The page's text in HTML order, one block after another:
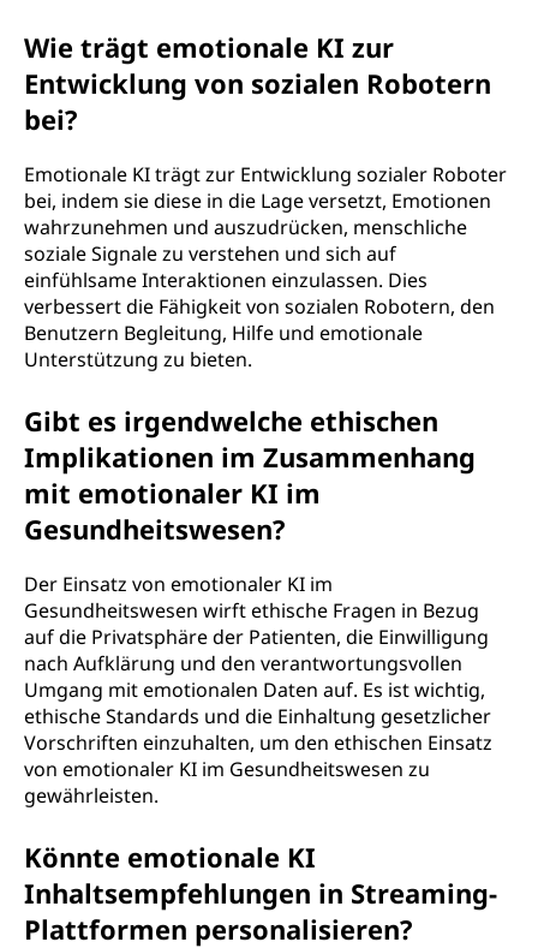
Wie trägt emotionale KI zur
Entwicklung von sozialen Robotern
bei?
Emotionale KI trägt zur Entwicklung sozialer Roboter
bei, indem sie diese in die Lage versetzt, Emotionen
wahrzunehmen und auszudrücken, menschliche
soziale Signale zu verstehen und sich auf
einfühlsame Interaktionen einzulassen. Dies
verbessert die Fähigkeit von sozialen Robotern, den
Benutzern Begleitung, Hilfe und emotionale
Unterstützung zu bieten.
Gibt es irgendwelche ethischen
Implikationen im Zusammenhang
mit emotionaler KI im
Gesundheitswesen?
Der Einsatz von emotionaler KI im
Gesundheitswesen wirft ethische Fragen in Bezug
auf die Privatsphäre der Patienten, die Einwilligung
nach Aufklärung und den verantwortungsvollen
Umgang mit emotionalen Daten auf. Es ist wichtig,
ethische Standards und die Einhaltung gesetzlicher
Vorschriften einzuhalten, um den ethischen Einsatz
von emotionaler KI im Gesundheitswesen zu
gewährleisten.
Könnte emotionale KI
Inhaltsempfehlungen in Streaming-
Plattformen personalisieren?